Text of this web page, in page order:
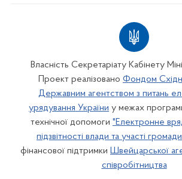
Власність Секретаріату Кабінету
Проект реалізовано Фондом
Державним агентством з питань
урядування України у межах
технічної допомоги "Електронне
підзвітності влади та участі
фінансової підтримки Швейцарської
співробітництва